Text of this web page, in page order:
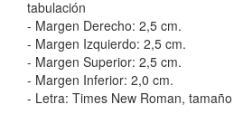
tabulación
- Margen Derecho: 2,5 cm.
- Margen Izquierdo: 2,5 cm.
- Margen Superior: 2,5 cm.
- Margen Inferior: 2,0 cm.
- Letra: Times New Roman,